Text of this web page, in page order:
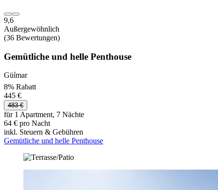
9,6
Außergewöhnlich
(36 Bewertungen)
Gemütliche und helle Penthouse
Güímar
8% Rabatt
445 €
483 €
für 1 Apartment, 7 Nächte
64 € pro Nacht
inkl. Steuern & Gebühren
Gemütliche und helle Penthouse